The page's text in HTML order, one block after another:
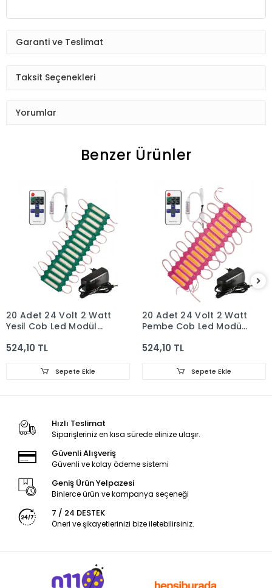
Garanti ve Teslimat
Taksit Seçenekleri
Yorumlar
Benzer Ürünler
20 Adet 24 Volt 2 Watt
Yeşil Cob Led Modül
Dimmer 2A Priz Tipi
524,10 TL
Sepete Ekle
20 Adet 24 Volt 2 Watt
Pembe Cob Led Modül
Dimmer 2A Priz Tipi
524,10 TL
Sepete Ekle
Hızlı Teslimat
Siparişleriniz en kısa sürede elinize ulaşır.
Güvenli Alışveriş
Güvenli ve kolay ödeme sistemi
Geniş Ürün Yelpazesi
Binlerce ürün ve kampanya seçeneği
7 / 24 DESTEK
Öneri ve şikayetlerinizi bize iletebilirsiniz.